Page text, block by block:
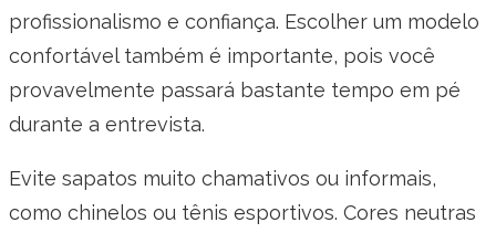
profissionalismo e confiança. Escolher um modelo
confortável também é importante, pois você
provavelmente passará bastante tempo em pé
durante a entrevista.
Evite sapatos muito chamativos ou informais,
como chinelos ou tênis esportivos. Cores neutras